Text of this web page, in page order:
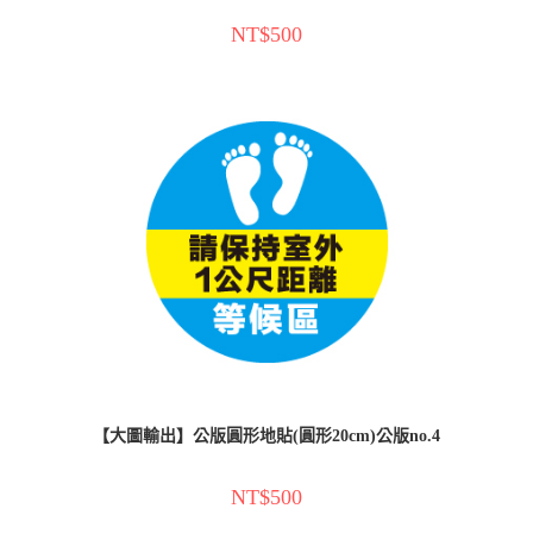
NT$500
【大圖輸出】公版圓形地貼(圓形20cm)公版no.4
NT$500